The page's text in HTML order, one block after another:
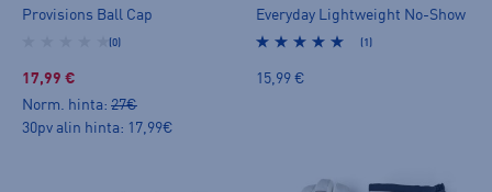
Provisions Ball Cap
(0)
17,99 €
Norm. hinta: 27€
30pv alin hinta: 17,99€
Everyday Lightweight No-Show
(1)
15,99 €